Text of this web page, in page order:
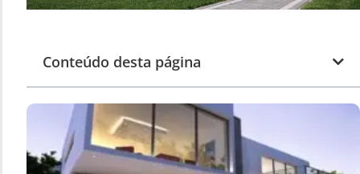
Conteúdo desta página